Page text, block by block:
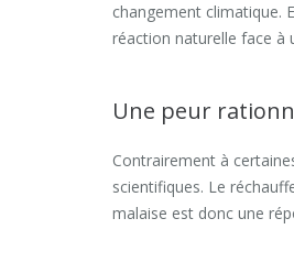
changement climatique.
réaction naturelle face à
Une peur
Contrairement à
scientifiques. Le
malaise est donc une